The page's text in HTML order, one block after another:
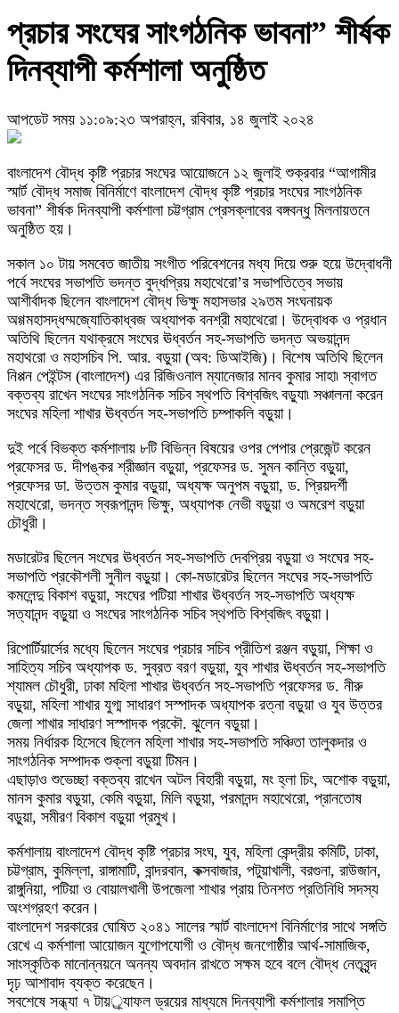
প্রচার সংঘের সাংগঠনিক ভাবনা” শীর্ষক
দিনব্যাপী কর্মশালা অনুষ্ঠিত
আপডেট সময় ১১:০৯:২৩ অপরাহ্ন, রবিবার, ১৪ জুলাই ২০২৪
বাংলাদেশ বৌদ্ধ কৃষ্টি প্রচার সংঘের আয়োজনে ১২ জুলাই শুক্রবার “আগামীর
স্মার্ট বৌদ্ধ সমাজ বিনির্মাণে বাংলাদেশ বৌদ্ধ কৃষ্টি প্রচার সংঘের সাংগঠনিক
ভাবনা” শীর্ষক দিনব্যাপী কর্মশালা চট্টগ্রাম প্রেসক্লাবের বঙ্গবন্ধু মিলনায়তনে
অনুষ্ঠিত হয়।
সকাল ১০ টায় সমবেত জাতীয় সংগীত পরিবেশনের মধ্য দিয়ে শুরু হয়ে উদ্বোধনী
পর্বে সংঘের সভাপতি ভদন্ত বুদ্ধপ্রিয় মহাথেরো’র সভাপতিত্বে সভায়
আশীর্বাদক ছিলেন বাংলাদেশ বৌদ্ধ ভিক্ষু মহাসভার ২৯তম সংঘনায়ক
অগ্গমহাসদ্ধম্মজ্যোতিকাধ্বজ অধ্যাপক বনশ্রী মহাথেরো। উদ্বোধক ও প্রধান
অতিথি ছিলেন যথাক্রমে সংঘের ঊধ্বর্তন সহ-সভাপতি ভদন্ত অভয়ানন্দ
মহাথরো ও মহাসচিব পি. আর. বড়ুয়া (অব: ডিআইজি)। বিশেষ অতিথি ছিলেন
নিপ্পন পেইন্টস (বাংলাদেশ) এর রিজিওনাল ম্যানেজার মানব কুমার সাহা৷ স্বাগত
বক্তব্য রাখেন সংঘের সাংগঠনিক সচিব স্থপতি বিশ্বজিৎ বড়ুযা৷ সঞ্চালনা করেন
সংঘের মহিলা শাখার ঊধ্বর্তন সহ-সভাপতি চম্পাকলি বড়ুয়া।
দুই পর্বে বিভক্ত কর্মশালায় ৮টি বিভিন্ন বিষয়ের ওপর পেপার প্রেজেন্ট করেন
প্রফেসর ড. দীপঙ্কর শ্রীজ্ঞান বড়ুয়া, প্রফেসর ড. সুমন কান্তি বড়ুয়া,
প্রফেসর ডা. উত্তম কুমার বড়ুয়া, অধ্যক্ষ অনুপম বড়ুয়া, ড. প্রিয়দর্শী
মহাথেরো, ভদন্ত স্বরূপানন্দ ভিক্ষু, অধ্যাপক নেভী বড়ুয়া ও অমরেশ বড়ুয়া
চৌধুরী।
মডারেটর ছিলেন সংঘের ঊধ্বর্তন সহ-সভাপতি দেবপ্রিয় বড়ুয়া ও সংঘের সহ-
সভাপতি প্রকৌশলী সুনীল বড়ুয়া। কো-মডারেটর ছিলেন সংঘের সহ-সভাপতি
কমলেন্দু বিকাশ বড়ুয়া, সংঘের পটিয়া শাখার ঊধ্বর্তন সহ-সভাপতি অধ্যক্ষ
সত্যানন্দ বড়ুয়া ও সংঘের সাংগঠনিক সচিব স্থপতি বিশ্বজিৎ বড়ুয়া।
রিপোর্টিয়ার্সের মধ্যে ছিলেন সংঘের প্রচার সচিব প্রীতিশ রঞ্জন বড়ুয়া, শিক্ষা ও
সাহিত্য সচিব অধ্যাপক ড. সুব্রত বরণ বড়ুয়া, যুব শাখার ঊধ্বর্তন সহ-সভাপতি
শ্যামল চৌধুরী, ঢাকা মহিলা শাখার ঊধ্বর্তন সহ-সভাপতি প্রফেসর ড. নীরু
বড়ুয়া, মহিলা শাখার যুগ্ম সাধারণ সস্পাদক অধ্যাপক রত্না বড়ুয়া ও যুব উত্তর
জেলা শাখার সাধারণ সস্পাদক প্রকৌ. ঝুলেন বড়ুয়া।
সময় নির্ধারক হিসেবে ছিলেন মহিলা শাখার সহ-সভাপতি সঞ্চিতা তালুকদার ও
সাংগঠনিক সম্পাদক শুক্লা বড়ুয়া টিমন।
এছাড়াও শুভেচ্ছা বক্তব্য রাখেন অটল বিহারী বড়ুয়া, মং হ্লা চিং, অশোক বড়ুয়া,
মানস কুমার বড়ুয়া, কেমি বড়ুয়া, মিলি বড়ুয়া, পরমানন্দ মহাথেরো, প্রানতোষ
বড়ুয়া, সমীরণ বিকাশ বড়ুয়া প্রমুখ।
কর্মশালায় বাংলাদেশ বৌদ্ধ কৃষ্টি প্রচার সংঘ, যুব, মহিলা কেন্দ্রীয় কমিটি, ঢাকা,
চট্টগ্রাম, কুমিল্লা, রাঙ্গামাটি, বান্দরবান, কক্সবাজার, পটুয়াখালী, বরগুনা, রাউজান,
রাঙ্গুনিয়া, পটিয়া ও বোয়ালখালী উপজেলা শাখার প্রায় তিনশত প্রতিনিধি সদস্য
অংশগ্রহণ করেন।
বাংলাদেশ সরকারের ঘোষিত ২০৪১ সালের স্মার্ট বাংলাদেশ বিনির্মাণের সাথে সঙ্গতি
রেখে এ কর্মশালা আয়োজন যুগোপযোগী ও বৌদ্ধ জনগোষ্ঠীর আর্থ-সামাজিক,
সাংস্কৃতিক মানোন্নয়নে অনন্য অবদান রাখতে সক্ষম হবে বলে বৌদ্ধ নেতৃবৃন্দ
দৃঢ় আশাবাদ ব্যক্ত করেছেন।
সবশেষে সন্ধ্যা ৭ টায়র্্যাফল ড্রয়ের মাধ্যমে দিনব্যাপী কর্মশালার সমাপ্তি